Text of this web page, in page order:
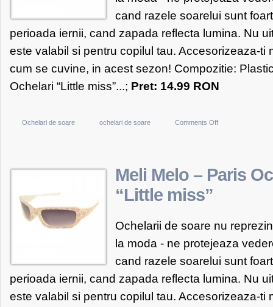
cand razele soarelui sunt
perioada iernii, cand zapada reflecta lumina. Nu
este valabil si pentru copilul tau. Accesorizeaza-ti
cum se cuvine, in acest sezon! Compozitie:
Ochelari “Little miss”...; Pret: 14.99 RON
Ochelari de soare ochelari de soare Comments Offon
Paris
miss”
Meli Melo – Paris
“Little miss”
Ochelarii de soare nu
la moda - ne protejeaza
cand razele soarelui sunt
perioada iernii, cand zapada reflecta lumina. Nu
este valabil si pentru copilul tau. Accesorizeaza-ti